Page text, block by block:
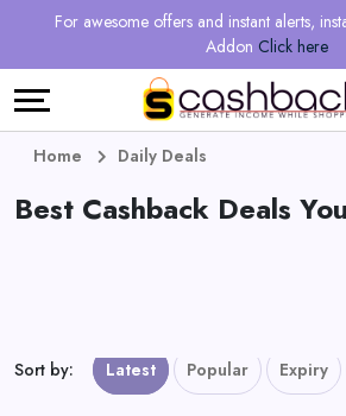
For awesome offers and instant alerts,
Addon Click here
Regional
Online
Vouchers
Daily
Earn
Earn
Earn
Language
Deutsch
Home Daily Deals
Best Cashback Deals
Sort by: Latest Popular Expiry